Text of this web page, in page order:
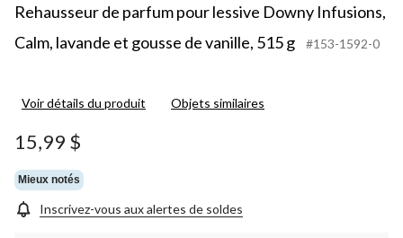
Rehausseur de parfum pour lessive Downy Infusions,
Calm, lavande et gousse de vanille, 515 g
#153-1592-0
Voir détails du produit Objets similaires
15,99 $
Mieux notés
Inscrivez-vous aux alertes de soldes